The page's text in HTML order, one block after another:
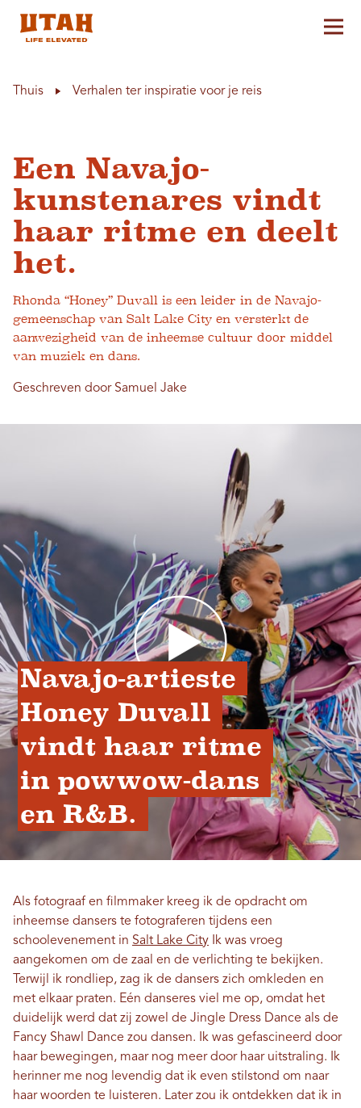
Thuis Verhalen ter inspiratie voor je reis
Een Navajo-
kunstenares vindt
haar ritme en deelt
het.
Rhonda “Honey” Duvall is een leider in de Navajo-
gemeenschap van Salt Lake City en versterkt de
aanwezigheid van de inheemse cultuur door middel
van muziek en dans.
Geschreven door Samuel Jake
Navajo-artieste
Honey Duvall
vindt haar ritme
in powwow-dans
en R&B.
Als fotograaf en filmmaker kreeg ik de opdracht om
inheemse dansers te fotograferen tijdens een
schoolevenement in Salt Lake City Ik was vroeg
aangekomen om de zaal en de verlichting te bekijken.
Terwijl ik rondliep, zag ik de dansers zich omkleden en
met elkaar praten. Eén danseres viel me op, omdat het
duidelijk werd dat zij zowel de Jingle Dress Dance als de
Fancy Shawl Dance zou dansen. Ik was gefascineerd door
haar bewegingen, maar nog meer door haar uitstraling. Ik
herinner me nog levendig dat ik even stilstond om naar
haar woorden te luisteren. Later zou ik ontdekken dat ik in